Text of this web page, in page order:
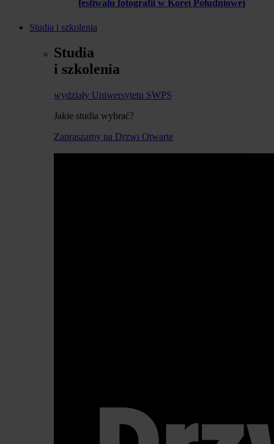
festiwalu fotografii w Korei Południowej
Studia i szkolenia
Studia
i szkolenia
wydziały Uniwersytetu SWPS
Jakie studia wybrać?
Zapraszamy na Drzwi Otwarte